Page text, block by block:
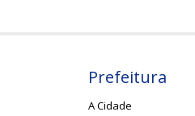
Prefeitura
A Cidade